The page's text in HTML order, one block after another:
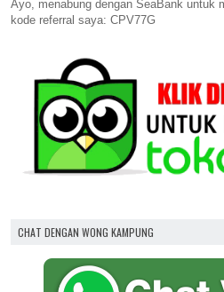
Ayo, menabung dengan SeaBank untuk
kode referral saya: CPV77G
CHAT DENGAN WONG KAMPUNG